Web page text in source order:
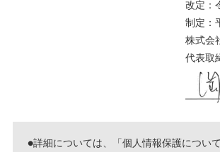
改定：
制定：
株式会
代表取
●詳細については、「 個人情報保護について